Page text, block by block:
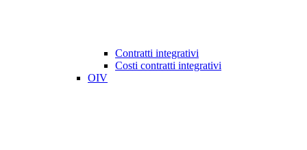
Contratti integrativi
Costi contratti integrativi
OIV